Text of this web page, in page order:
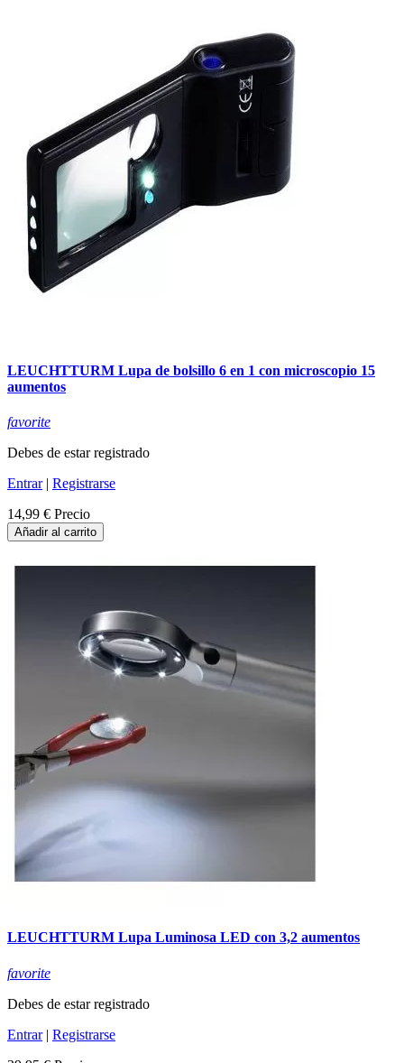
LEUCHTTURM Lupa de bolsillo 6 en 1 con microscopio 15
aumentos
favorite
Debes de estar registrado
Entrar| Registrarse
14,99 € Precio
Añadir al carrito
LEUCHTTURM Lupa Luminosa LED con 3,2 aumentos
favorite
Debes de estar registrado
Entrar| Registrarse